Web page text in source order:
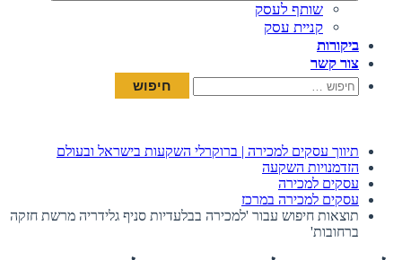
שותף לעסק
קניית עסק
ביקורות
צור קשר
חיפוש:
תיווך עסקים למכירה | ברוקרלי השקעות בישראל ובעולם
הזדמנויות השקעה
עסקים למכירה
עסקים למכירה במרכז
תוצאות חיפוש עבור 'למכירה בבלעדיות סניף גלידריה מרשת חזקה
ברחובות'